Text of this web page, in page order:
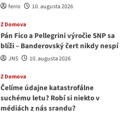
ferro 10. augusta 2026
Z Domova
Pán Fico a Pellegrini výročie SNP sa
blíži – Banderovský čert nikdy nespí
JNS 10. augusta 2026
Z Domova
Čelíme údajne katastrofálne
suchému letu? Robí si niekto v
médiách z nás srandu?